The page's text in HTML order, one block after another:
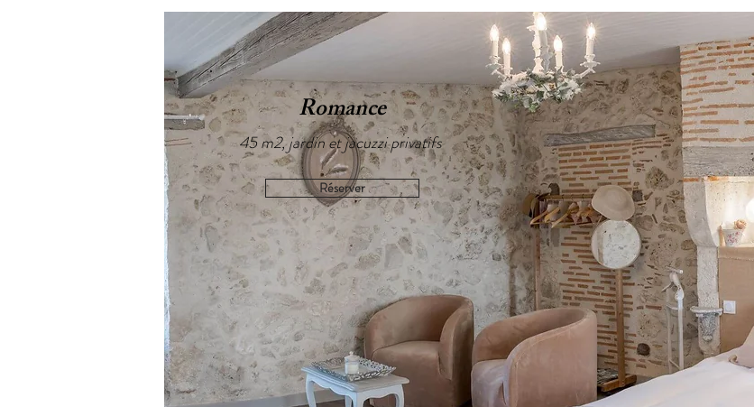
Romance
45 m2, jardin et jacuzzi privatifs
Réserver